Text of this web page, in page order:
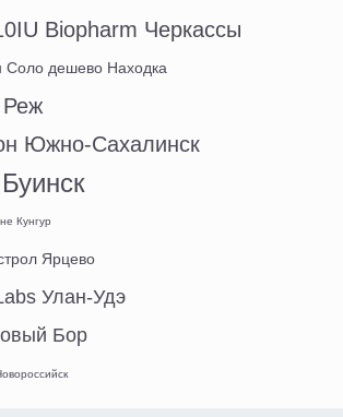
Biopharm Черкассы
Соло дешево Находка
Реж
Южно-Сахалинск
Кунгур
Ярцево
Улан-Удэ
Бор